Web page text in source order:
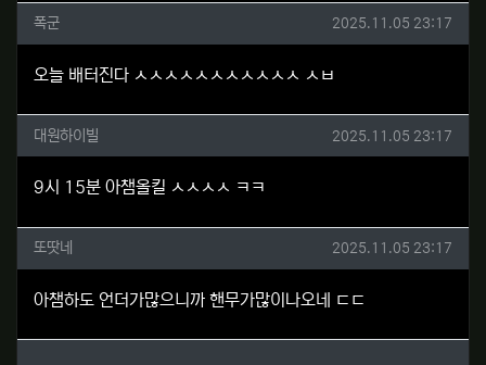
폭군님의 댓글
폭군 작성일
2025.11.05 23:17
오늘 배터진다 ㅅㅅㅅㅅㅅㅅㅅㅅㅅㅅㅅ ㅅㅂ
대원하이빌님의 댓글
대원하이빌 작성일
2025.11.05 23:17
9시 15분 아챔올킬 ㅅㅅㅅㅅ ㅋㅋ
또땃네님의 댓글
또땃네 작성일
2025.11.05 23:17
아챔하도 언더가많으니까 핸무가많이나오네 ㄷㄷ